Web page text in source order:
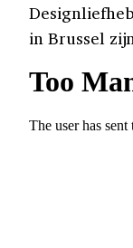
in Brussel